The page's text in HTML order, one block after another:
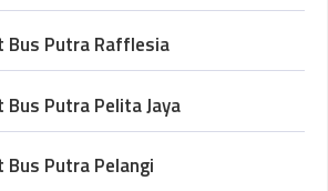
Bus Putra Rafflesia
Bus Putra Pelita Jaya
Bus Putra Pelangi